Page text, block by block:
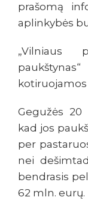
prašomą
aplinkybės
„Vilniaus
kotiruojamos
Gegužės
kad jos
per
nei
bendrasis
62 mln. eurų.